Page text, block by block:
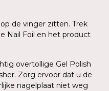
de vinger zitten. Trek
Nail Foil en het product
overtollige Gel Polish
Zorg ervoor dat u de
nagelplaat niet weg